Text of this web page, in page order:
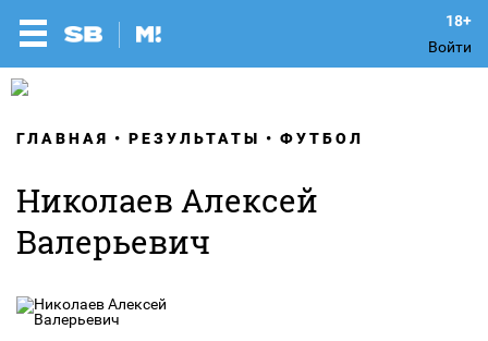
Войти
ГЛАВНАЯ РЕЗУЛЬТАТЫ ФУТБОЛ
Николаев Алексей
Валерьевич